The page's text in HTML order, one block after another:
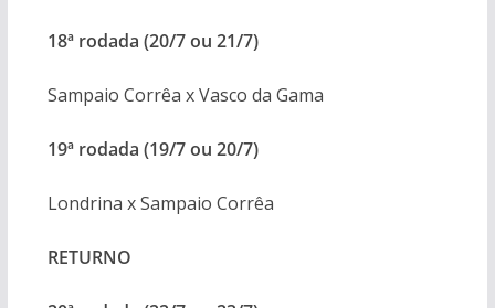
18ª rodada (20/7 ou 21/7)
Sampaio Corrêa x Vasco da Gama
19ª rodada (19/7 ou 20/7)
Londrina x Sampaio Corrêa
RETURNO